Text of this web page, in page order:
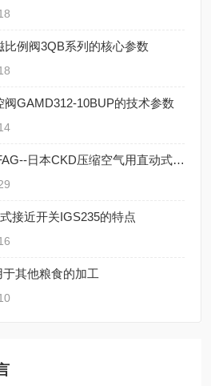
例阀3QB系列的核心参数
GAMD312-10BUP的技术参数
FAB·GFAB·FAG·GFAG--日本CKD压缩空气用直动式2·3通电磁阀操作规范
接近开关IGS235的特点
其他粮食的加工